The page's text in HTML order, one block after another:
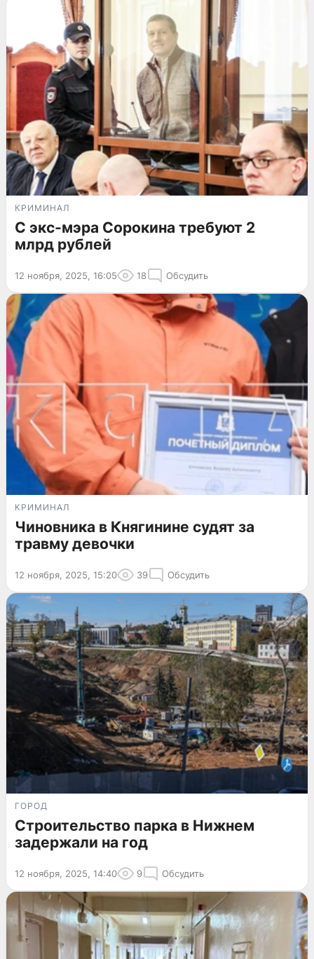
КРИМИНАЛ
С экс-мэра Сорокина требуют 2
млрд рублей
12 ноября, 2025, 16:05 18 Обсудить
КРИМИНАЛ
Чиновника в Княгинине судят за
травму девочки
12 ноября, 2025, 15:20 39 Обсудить
ГОРОД
Строительство парка в Нижнем
задержали на год
12 ноября, 2025, 14:40 9 Обсудить